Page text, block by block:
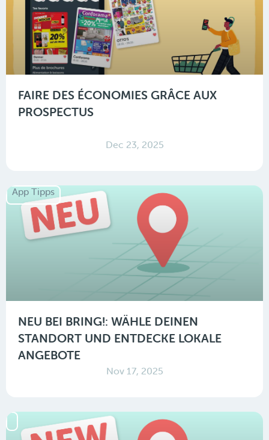
FAIRE DES ÉCONOMIES GRÂCE AUX
PROSPECTUS
Dec 23, 2025
App Tipps
NEU BEI BRING!: WÄHLE DEINEN
STANDORT UND ENTDECKE LOKALE
ANGEBOTE
Nov 17, 2025